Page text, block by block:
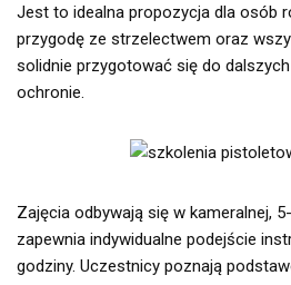
Jest to idealna propozycja dla osób
przygodę ze strzelectwem oraz
solidnie przygotować się do
ochronie.
Zajęcia odbywają się w kameralnej,
zapewnia indywidualne podejście
godziny. Uczestnicy poznają